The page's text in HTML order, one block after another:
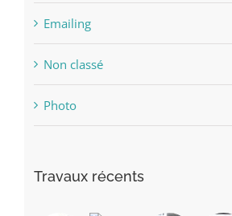
Emailing
Non classé
Photo
Travaux récents